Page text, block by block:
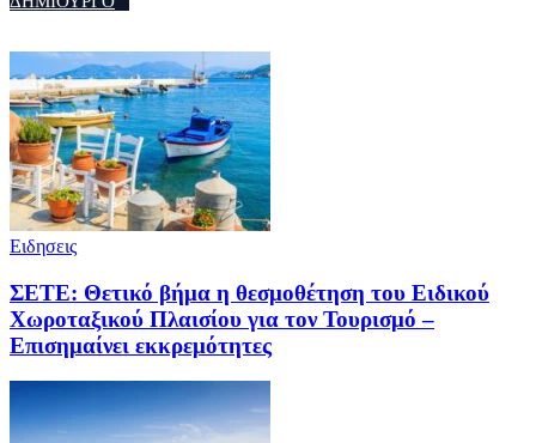
Ειδησεις
ΣΕΤΕ: Θετικό βήμα η θεσμοθέτηση του Ειδικού
Χωροταξικού Πλαισίου για τον Τουρισμό –
Επισημαίνει εκκρεμότητες